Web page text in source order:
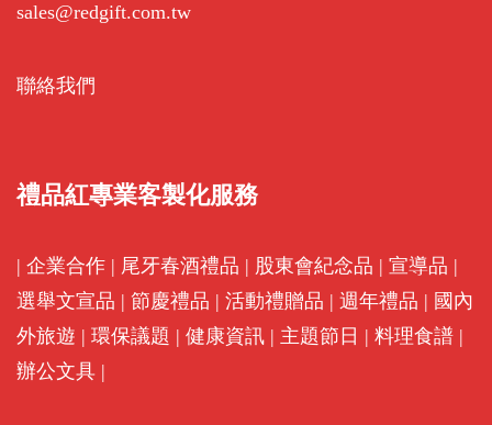
sales@redgift.com.tw
聯絡我們
禮品紅專業客製化服務
| 企業合作 | 尾牙春酒禮品 | 股東會紀念品 | 宣導品 |
選舉文宣品 | 節慶禮品 | 活動禮贈品 | 週年禮品 | 國內
外旅遊 | 環保議題 | 健康資訊 | 主題節日 | 料理食譜 |
辦公文具 |